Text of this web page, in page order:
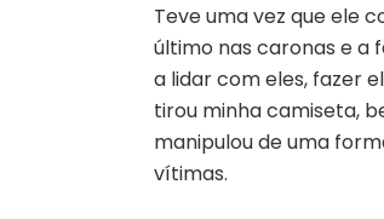
Teve uma vez que ele
último nas caronas e a
a lidar com eles, fazer
tirou minha camiseta,
manipulou de uma
vítimas.